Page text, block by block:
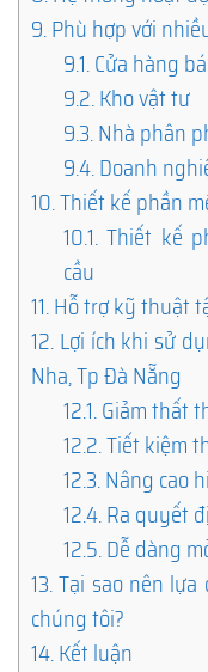
9.Phù hợp với
9.1.Cửa hàng
9.2.Kho vật tư
9.3.Nhà phân
9.4.Doanh
10.Thiết kế phần
10.1. Thiết kế
cầu
11.Hỗ trợ kỹ thuật
12. Lợi ích khi sử
Nha, Tp Đà Nẵng
12.1.Giảm thất
12.2.Tiết kiệm
12.3.Nâng cao
12.4.Ra quyết
12.5.Dễ dàng
13.Tại sao nên
chúng tôi?
14.Kết luận